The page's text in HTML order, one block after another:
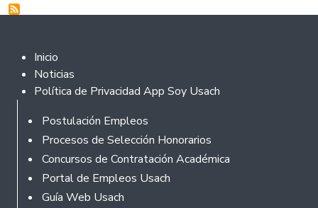
Footer 2
Inicio
Noticias
Política de Privacidad App Soy Usach
Rodapé
Postulación Empleos
Procesos de Selección Honorarios
Concursos de Contratación Académica
Portal de Empleos Usach
Guía Web Usach